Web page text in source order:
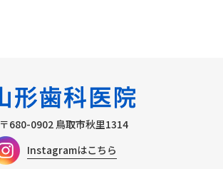
〒680-0902 鳥取市秋里1314
Instagramはこちら